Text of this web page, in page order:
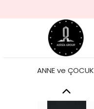
ANNE ve ÇOCUK